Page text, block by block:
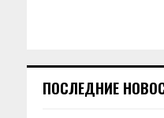
ПОСЛЕДНИЕ